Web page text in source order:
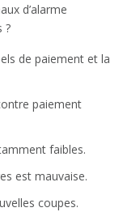
d’alarme
?
de paiement et la
paiement
faibles.
est mauvaise.
coupes.